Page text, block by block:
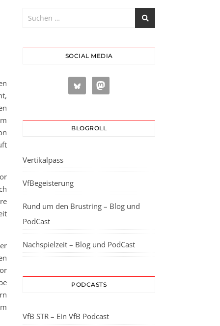
SOCIAL MEDIA
BLOGROLL
Vertikalpass
VfBegeisterung
Rund um den Brustring – Blog und
PodCast
Nachspielzeit – Blog und PodCast
PODCASTS
VfB STR – Ein VfB Podcast